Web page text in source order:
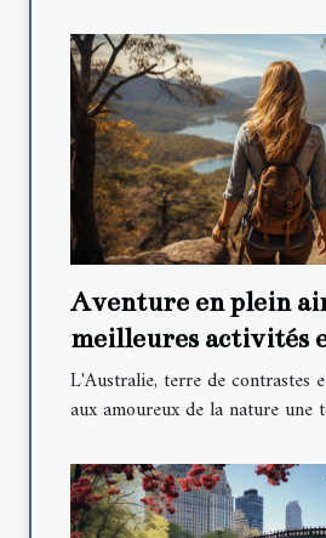
Aventure en plein
meilleures activités
pour les amateurs
L'Australie, terre de contrastes
aux amoureux de la nature une